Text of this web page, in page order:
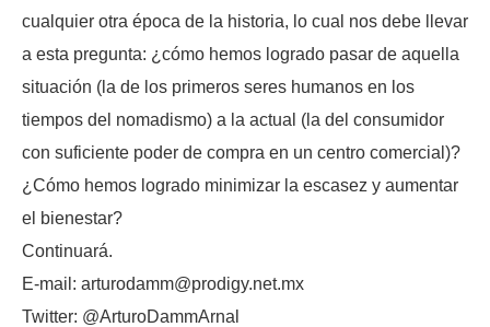
cualquier otra época de la historia, lo cual nos debe llevar
a esta pregunta: ¿cómo hemos logrado pasar de aquella
situación (la de los primeros seres humanos en los
tiempos del nomadismo) a la actual (la del consumidor
con suficiente poder de compra en un centro comercial)?
¿Cómo hemos logrado minimizar la escasez y aumentar
el bienestar?
Continuará.
E-mail: arturodamm@prodigy.net.mx
Twitter: @ArturoDammArnal